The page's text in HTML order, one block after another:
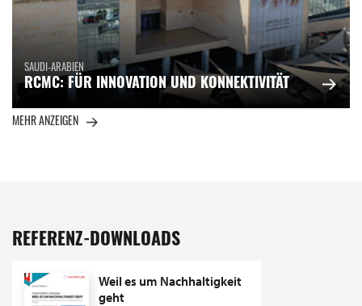
SAUDI-ARABIEN
RCMC: FÜR INNOVATION UND KONNEKTIVITÄT
MEHR ANZEIGEN
REFERENZ-DOWNLOADS
Weil es um Nachhaltigkeit
geht